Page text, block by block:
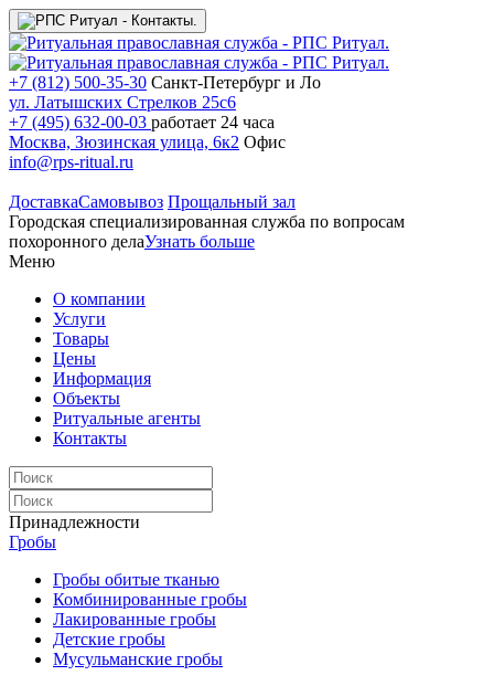
+7 (812) 500-35-30 Санкт-Петербург и Ло
ул. Латышских Стрелков 25с6
+7 (495) 632-00-03 работает 24 часа
Москва, Зюзинская улица, 6к2 Офис
info@rps-ritual.ru
ДоставкаСамовывоз Прощальный зал
Городская специализированная служба по вопросам
похоронного делаУзнать больше
Меню
О компании
Услуги
Товары
Цены
Информация
Объекты
Ритуальные агенты
Контакты
Принадлежности
Гробы
Гробы обитые тканью
Комбинированные гробы
Лакированные гробы
Детские гробы
Мусульманские гробы